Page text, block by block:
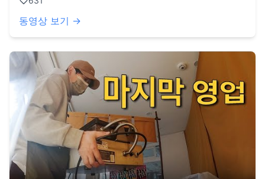
다녀와 봤네요 그 일환으로 이번에는 ‘중앙아시아 거리’를 다녀
것들이 많은데, 그동안 너무 먼 곳에서만 재미를 찾으려고 했
던 것 같다는 생각이 들더라고요 그래서 ‘서울 속 세계여행’을
한 번 해보자 하고 시작했는데, 매일 다니던 길들도 다른 시선
으로 보이면서, 생각보다 더 재밌게 다녀온 여정이었습니다 여
유 있을 때 한 번쯤 꼭 해보시는 거 추천해요! (다들 추운 겨울
감기 조심하세요 😊) / BGM made with Suno
동영상 보기 →